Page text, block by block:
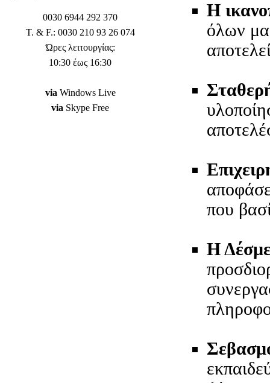
Η
όλων
που
Η
0030 6944 292 370
T. & F.: 0030 210 93 26 074
Ώρες λειτουργίας:
10:30 έως 16:30
via Windows Live
via Skype Free